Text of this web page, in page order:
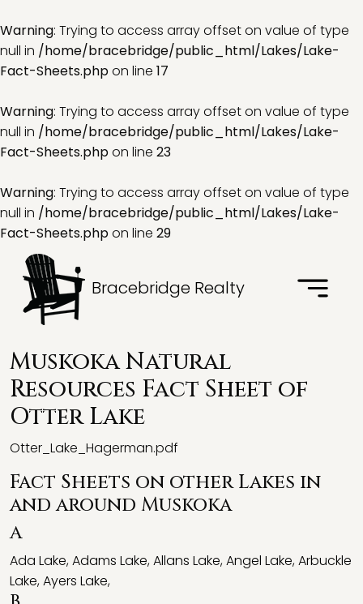
Warning: Trying to access array offset on value of type
null in /home/bracebridge/public_html/Lakes/Lake-
Fact-Sheets.phpon line 17
Warning: Trying to access array offset on value of type
null in /home/bracebridge/public_html/Lakes/Lake-
Fact-Sheets.phpon line 23
Warning: Trying to access array offset on value of type
null in /home/bracebridge/public_html/Lakes/Lake-
Fact-Sheets.phpon line 29
Bracebridge Realty
Muskoka Natural
Resources Fact Sheet of
Otter Lake
Otter_Lake_Hagerman.pdf
Fact Sheets on other Lakes in
and around Muskoka
A
Ada Lake,Adams Lake,Allans Lake,Angel Lake,Arbuckle
Lake,Ayers Lake,